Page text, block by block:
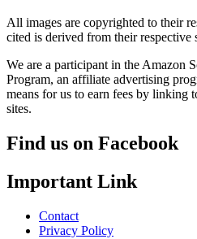
All images are copyrighted to their
cited is derived from their respective
We are a participant in the Amazon
Program, an affiliate advertising
means for us to earn fees by linking
sites.
Find us on Facebook
Important Link
Contact
Privacy Policy